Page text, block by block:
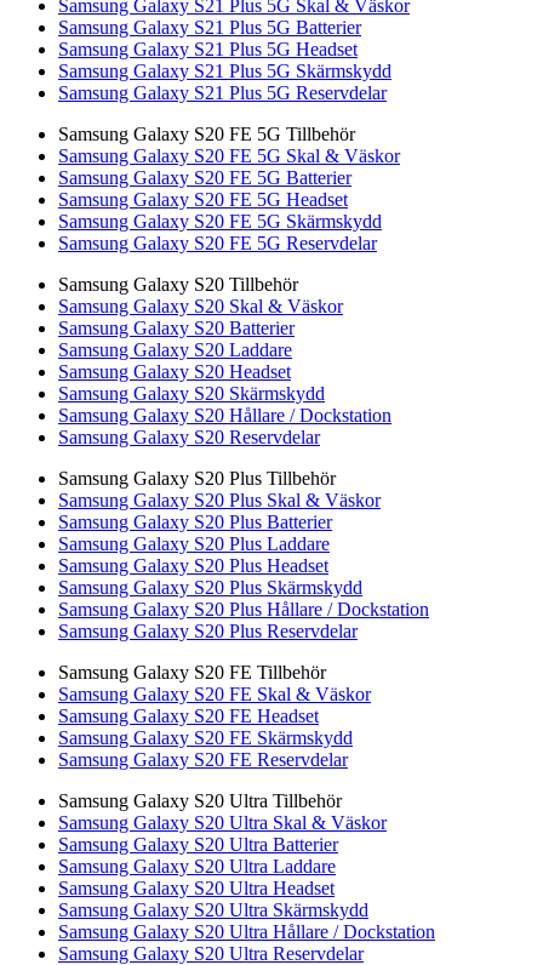
Samsung Galaxy S21 Plus 5G Skal & Väskor
Samsung Galaxy S21 Plus 5G Batterier
Samsung Galaxy S21 Plus 5G Headset
Samsung Galaxy S21 Plus 5G Skärmskydd
Samsung Galaxy S21 Plus 5G Reservdelar
Samsung Galaxy S20 FE 5G Tillbehör
Samsung Galaxy S20 FE 5G Skal & Väskor
Samsung Galaxy S20 FE 5G Batterier
Samsung Galaxy S20 FE 5G Headset
Samsung Galaxy S20 FE 5G Skärmskydd
Samsung Galaxy S20 FE 5G Reservdelar
Samsung Galaxy S20 Tillbehör
Samsung Galaxy S20 Skal & Väskor
Samsung Galaxy S20 Batterier
Samsung Galaxy S20 Laddare
Samsung Galaxy S20 Headset
Samsung Galaxy S20 Skärmskydd
Samsung Galaxy S20 Hållare / Dockstation
Samsung Galaxy S20 Reservdelar
Samsung Galaxy S20 Plus Tillbehör
Samsung Galaxy S20 Plus Skal & Väskor
Samsung Galaxy S20 Plus Batterier
Samsung Galaxy S20 Plus Laddare
Samsung Galaxy S20 Plus Headset
Samsung Galaxy S20 Plus Skärmskydd
Samsung Galaxy S20 Plus Hållare / Dockstation
Samsung Galaxy S20 Plus Reservdelar
Samsung Galaxy S20 FE Tillbehör
Samsung Galaxy S20 FE Skal & Väskor
Samsung Galaxy S20 FE Headset
Samsung Galaxy S20 FE Skärmskydd
Samsung Galaxy S20 FE Reservdelar
Samsung Galaxy S20 Ultra Tillbehör
Samsung Galaxy S20 Ultra Skal & Väskor
Samsung Galaxy S20 Ultra Batterier
Samsung Galaxy S20 Ultra Laddare
Samsung Galaxy S20 Ultra Headset
Samsung Galaxy S20 Ultra Skärmskydd
Samsung Galaxy S20 Ultra Hållare / Dockstation
Samsung Galaxy S20 Ultra Reservdelar